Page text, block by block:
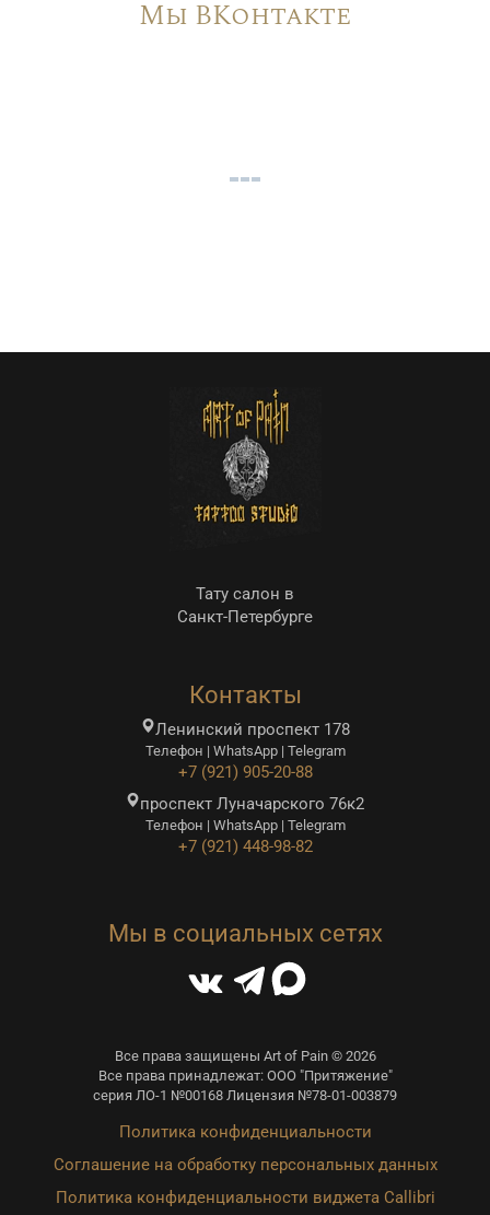
Мы ВКонтакте
Тату салон в
Санкт-Петербурге
Контакты
Ленинский проспект 178
Телефон | WhatsApp | Telegram
+7 (921) 905-20-88
проспект Луначарского 76к2
Телефон | WhatsApp | Telegram
+7 (921) 448-98-82
Мы в социальных сетях
Все права защищены Art of Pain © 2026
Все права принадлежат: ООО "Притяжение"
серия ЛО-1 №00168 Лицензия №78-01-003879
Политика конфиденциальности
Соглашение на обработку персональных данных
Политика конфиденциальности виджета Callibri